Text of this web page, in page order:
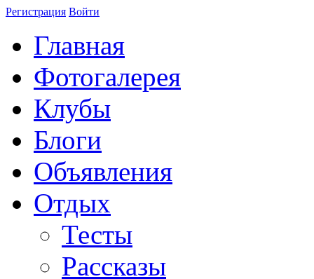
Регистрация Войти
Главная
Фотогалерея
Клубы
Блоги
Объявления
Отдых
Тесты
Рассказы